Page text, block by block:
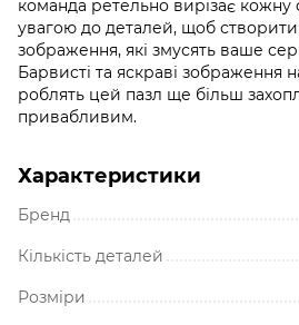
команда ретельно вирізає кожну
увагою до деталей, щоб створити
зображення, які змусять ваше
Барвисті та яскраві зображення
роблять цей пазл ще більш
привабливим.
Характеристики
Бренд
Кількість деталей
Розміри